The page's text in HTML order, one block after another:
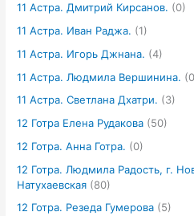
11 Астра. Дмитрий Кирсанов. (0)
11 Астра. Иван Раджа. (1)
11 Астра. Игорь Джнана. (4)
11 Астра. Людмила Вершинина.
11 Астра. Светлана Дхатри. (3)
12 Готра Елена Рудакова (50)
12 Готра. Анна Готра. (0)
12 Готра. Людмила Радость, г.
Натухаевская (80)
12 Готра. Резеда Гумерова (5)